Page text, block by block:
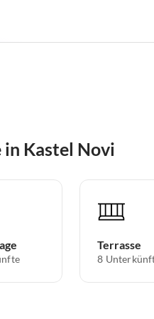
Kastel Novi
Terrasse
8